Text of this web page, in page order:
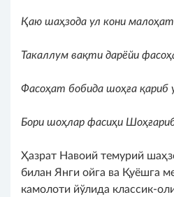
Қаю шаҳзода ул кони
Такаллум вақти дарёйи
Фасоҳат бобида шоҳға қариб
Бори шоҳлар фасиҳи
Ҳазрат Навоий темурий
билан Янги ойга ва Қуёшга
камолоти йўлида классик-